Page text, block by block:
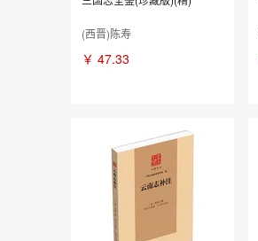
(西晋)陈寿
￥ 47.33